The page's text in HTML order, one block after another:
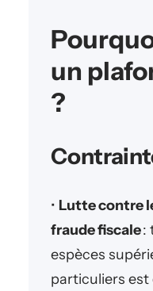
un
?
• Lutte contre
fraude fiscale:
espèces
particuliers est